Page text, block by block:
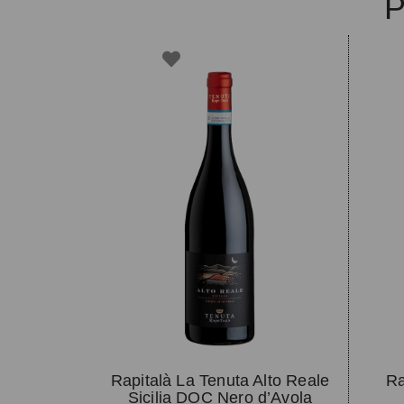
Rapitalà La Tenuta Alto Reale
Sicilia DOC Nero d’Avola